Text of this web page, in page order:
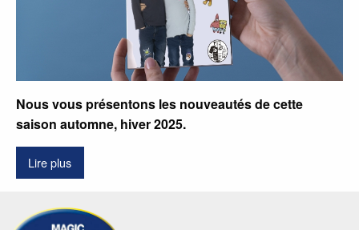
Nous vous présentons les nouveautés de cette
saison automne, hiver 2025.
Lire plus